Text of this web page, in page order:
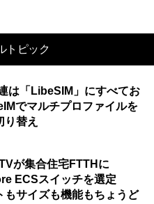
トピック
は「LibeSIM」にすべてお
でマルチプロファイルを
り替え
が集合住宅FTTHに
ECSスイッチを選定
もサイズも機能もちょうど